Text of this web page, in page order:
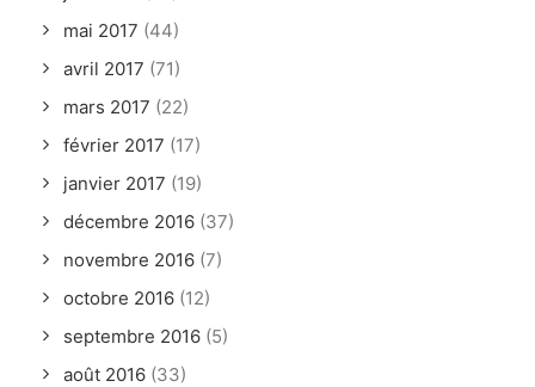
mai 2017 (44)
avril 2017 (71)
mars 2017 (22)
février 2017 (17)
janvier 2017 (19)
décembre 2016 (37)
novembre 2016 (7)
octobre 2016 (12)
septembre 2016 (5)
août 2016 (33)